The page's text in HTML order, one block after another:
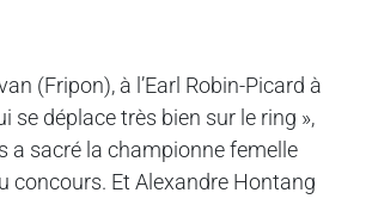
(Fripon), à l’Earl Robin-Picard à
se déplace très bien sur le ring »,
a sacré la championne femelle
concours. Et Alexandre Hontang